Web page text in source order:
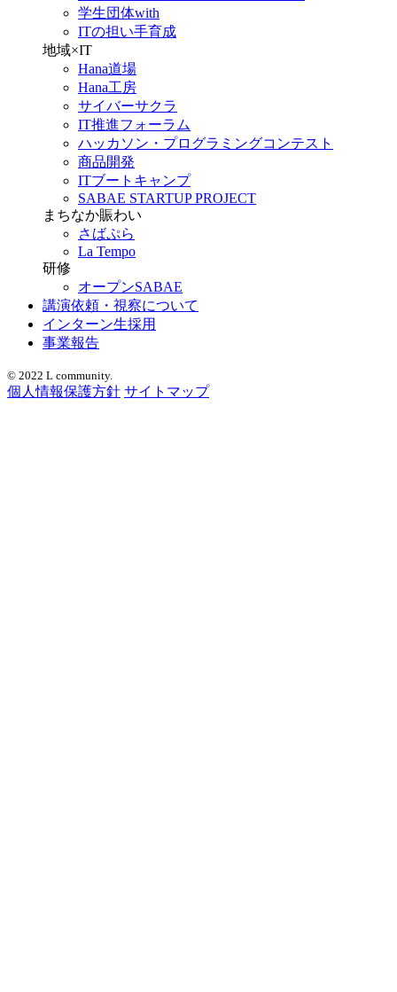
学生団体with
ITの担い手育成
地域×IT
Hana道場
Hana工房
サイバーサクラ
IT推進フォーラム
ハッカソン・プログラミングコンテスト
商品開発
ITブートキャンプ
SABAE STARTUP PROJECT
まちなか賑わい
さばぷら
La Tempo
研修
オープンSABAE
講演依頼・視察について
インターン生採用
事業報告
© 2022 L community.
個人情報保護方針 サイトマップ